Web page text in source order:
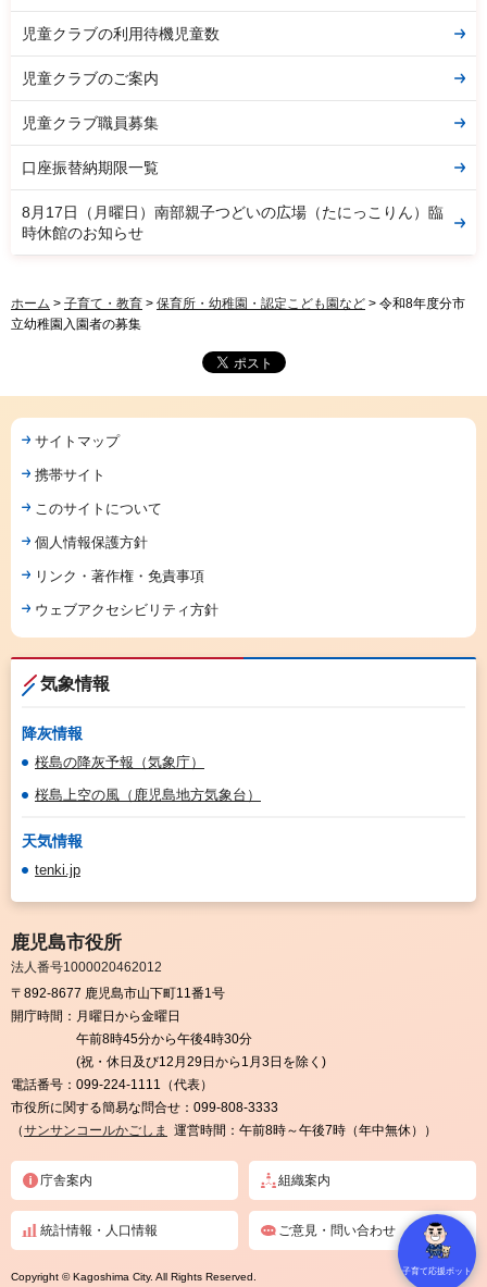
児童クラブの利用待機児童数
児童クラブのご案内
児童クラブ職員募集
口座振替納期限一覧
8月17日（月曜日）南部親子つどいの広場（たにっこりん）臨
時休館のお知らせ
ホーム > 子育て・教育 > 保育所・幼稚園・認定こども園など > 令和8年度分市
立幼稚園入園者の募集
サイトマップ
携帯サイト
このサイトについて
個人情報保護方針
リンク・著作権・免責事項
ウェブアクセシビリティ方針
気象情報
降灰情報
桜島の降灰予報（気象庁）
桜島上空の風（鹿児島地方気象台）
天気情報
tenki.jp
鹿児島市役所
法人番号1000020462012
〒892-8677 鹿児島市山下町11番1号
開庁時間： 月曜日から金曜日
午前8時45分から午後4時30分
(祝・休日及び12月29日から1月3日を除く)
電話番号： 099-224-1111（代表）
市役所に関する簡易な問合せ： 099-808-3333
（サンサンコールかごしま 運営時間：午前8時～午後7時（年中無休））
庁舎案内 組織案内
統計情報・人口情報 ご意見・問い合わせ
Copyright © Kagoshima City. All Rights Reserved. 子育て応援ボット